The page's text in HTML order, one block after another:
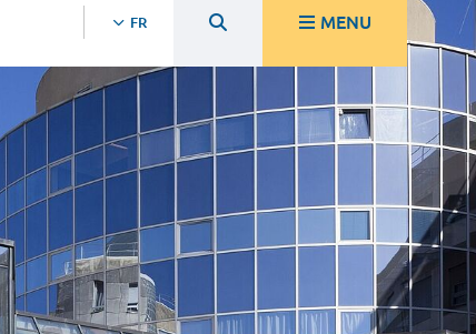
FR MENU